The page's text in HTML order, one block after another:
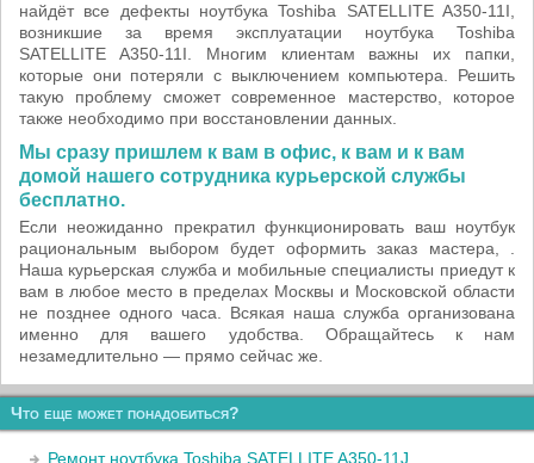
найдёт все дефекты ноутбука Toshiba SATELLITE A350-11I,
возникшие за время эксплуатации ноутбука Toshiba
SATELLITE A350-11I. Многим клиентам важны их папки,
которые они потеряли с выключением компьютера. Решить
такую проблему сможет современное мастерство, которое
также необходимо при восстановлении данных.
Мы сразу пришлем к вам в офис, к вам и к вам
домой нашего сотрудника курьерской службы
бесплатно.
Если неожиданно прекратил функционировать ваш ноутбук
рациональным выбором будет оформить заказ мастера, .
Наша курьерская служба и мобильные специалисты приедут к
вам в любое место в пределах Москвы и Московской области
не позднее одного часа. Всякая наша служба организована
именно для вашего удобства. Обращайтесь к нам
незамедлительно — прямо сейчас же.
Что еще может понадобиться?
Ремонт ноутбука Toshiba SATELLITE A350-11J